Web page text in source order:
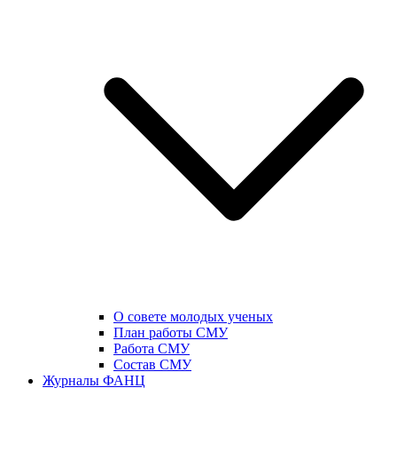
О совете молодых ученых
План работы СМУ
Работа СМУ
Состав СМУ
Журналы ФАНЦ